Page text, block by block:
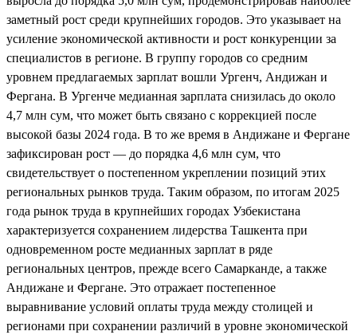
заметный рост среди крупнейших городов. Это указывает на
усиление экономической активности и рост конкуренции за
специалистов в регионе. В группу городов со средним
уровнем предлагаемых зарплат вошли Ургенч, Андижан и
Фергана. В Ургенче медианная зарплата снизилась до около
4,7 млн сум, что может быть связано с коррекцией после
высокой базы 2024 года. В то же время в Андижане и Фергане
зафиксирован рост — до порядка 4,6 млн сум, что
свидетельствует о постепенном укреплении позиций этих
региональных рынков труда. Таким образом, по итогам 2025
года рынок труда в крупнейших городах Узбекистана
характеризуется сохранением лидерства Ташкента при
одновременном росте медианных зарплат в ряде
региональных центров, прежде всего Самарканде, а также
Андижане и Фергане. Это отражает постепенное
выравнивание условий оплаты труда между столицей и
регионами при сохранении различий в уровне экономической